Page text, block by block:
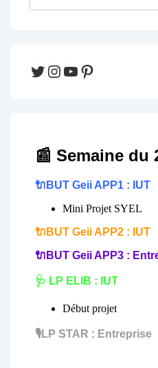
Twitter
Instagram
YouTube
Pinterest